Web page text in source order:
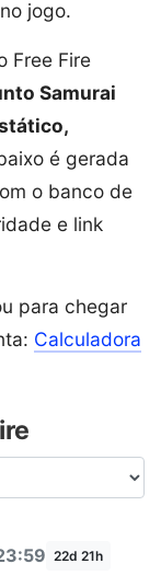
jogo.
Free Fire
Samurai
é gerada
o banco de
e link
para chegar
Calculadora
22d 21h